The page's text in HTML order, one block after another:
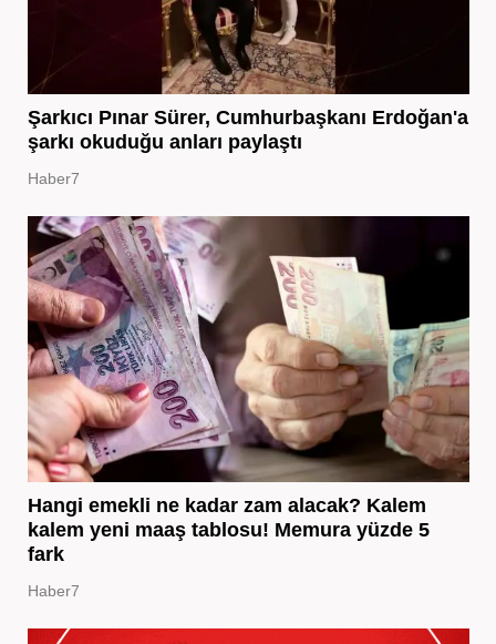
Şarkıcı Pınar Sürer, Cumhurbaşkanı Erdoğan'a
şarkı okuduğu anları paylaştı
Haber7
Hangi emekli ne kadar zam alacak? Kalem
kalem yeni maaş tablosu! Memura yüzde 5
fark
Haber7